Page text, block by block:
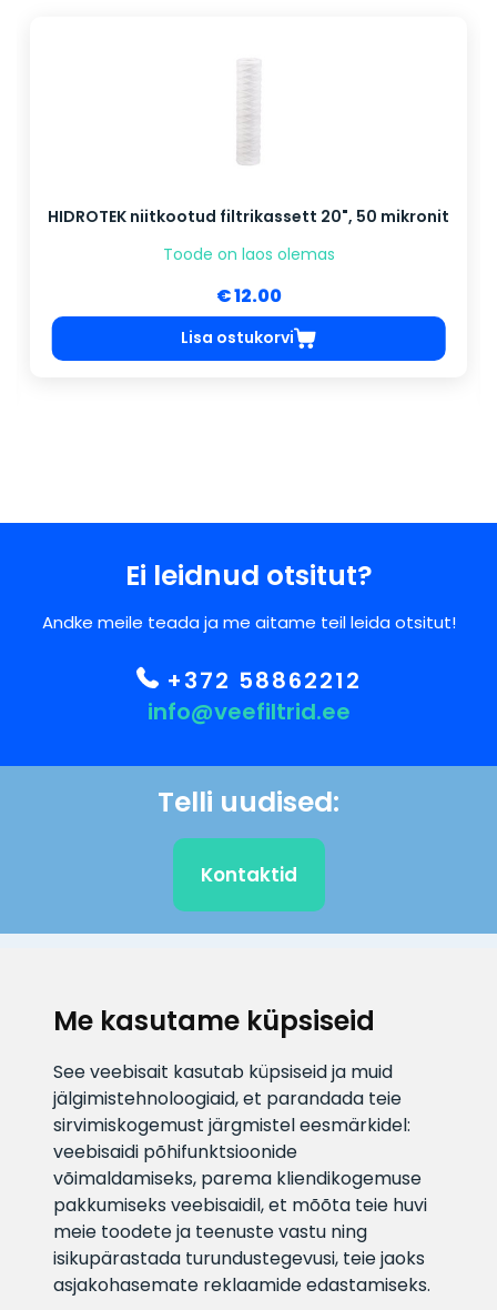
Me kasutame küpsiseid
See veebisait kasutab küpsiseid ja muid
jälgimistehnoloogiaid, et parandada teie
sirvimiskogemust järgmistel eesmärkidel:
veebisaidi põhifunktsioonide
võimaldamiseks, parema kliendikogemuse
pakkumiseks veebisaidil,et mõõta teie huvi
meie toodete ja teenuste vastu ning
isikupärastada turundustegevusi, teie jaoks
asjakohasemate reklaamide edastamiseks.
HIDROTEK niitkootud filtrikassett 20", 50 mikronit
Toode on laos olemas
€ 12.00
Lisa ostukorvi
Ei leidnud otsitut?
Andke meile teada ja me aitame teil leida otsitut!
+372 58862212
info@veefiltrid.ee
Telli uudised:
Kontaktid
info@veefiltrid.ee
Infotelefon
+372 58862212
Vaata tööaegu
Reti tee 11, Peetri, 75312 Harju
maakond, Estonia